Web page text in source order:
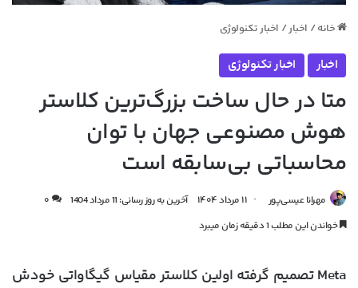
خانه / اخبار / اخبار تکنولوژی
اخبار اخبار تکنولوژی
متا در حال ساخت بزرگ‌ترین کلاستر
هوش مصنوعی جهان با توان
محاسباتی بی‌سابقه است
مهرانا عیسی‌پور ۱۱ مرداد ۱۴۰۴ آخرین به روز رسانی: 11 مرداد 1404
۰
خواندن این مطلب 1 دقیقه زمان میبرد
Meta تصمیم گرفته اولین کلاستر مقیاس گیگاواتی خودش